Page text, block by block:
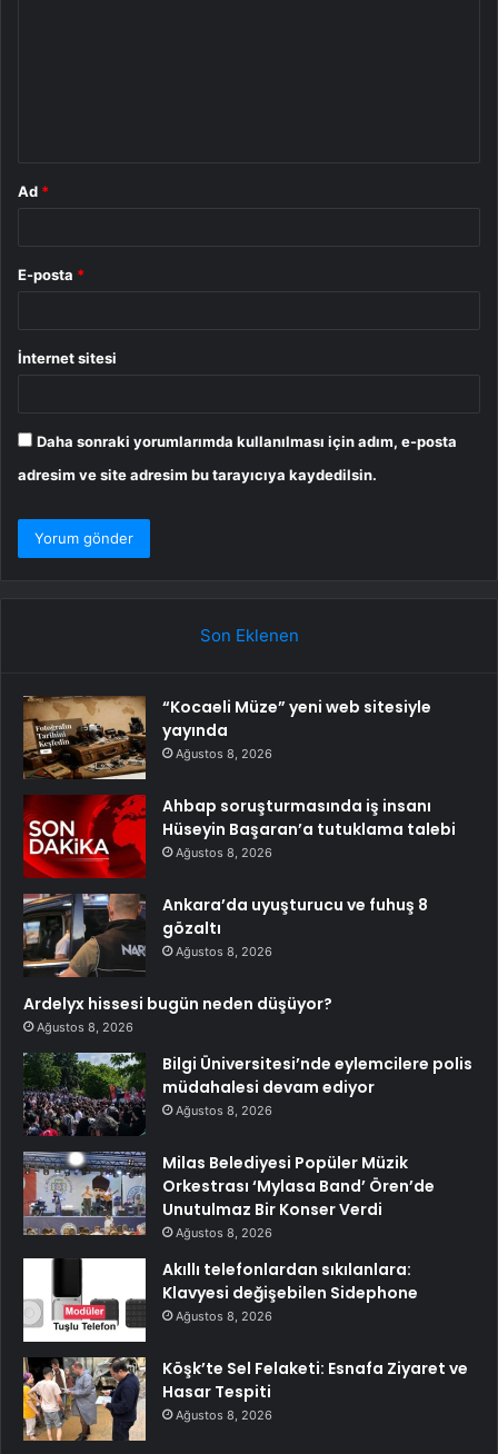
Ad *
E-posta *
İnternet sitesi
Daha sonraki yorumlarımda kullanılması için adım, e-posta
adresim ve site adresim bu tarayıcıya kaydedilsin.
Son Eklenen
“Kocaeli Müze” yeni web sitesiyle
yayında
Ağustos 8, 2026
Ahbap soruşturmasında iş insanı
Hüseyin Başaran’a tutuklama talebi
Ağustos 8, 2026
Ankara’da uyuşturucu ve fuhuş 8
gözaltı
Ağustos 8, 2026
Ardelyx hissesi bugün neden düşüyor?
Ağustos 8, 2026
Bilgi Üniversitesi’nde eylemcilere polis
müdahalesi devam ediyor
Ağustos 8, 2026
Milas Belediyesi Popüler Müzik
Orkestrası ‘Mylasa Band’ Ören’de
Unutulmaz Bir Konser Verdi
Ağustos 8, 2026
Akıllı telefonlardan sıkılanlara:
Klavyesi değişebilen Sidephone
Ağustos 8, 2026
Köşk’te Sel Felaketi: Esnafa Ziyaret ve
Hasar Tespiti
Ağustos 8, 2026